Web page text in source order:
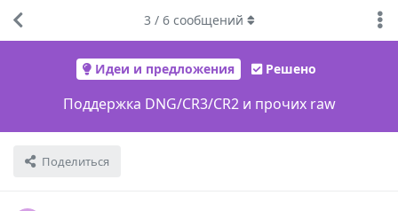
Идеи и предложения Решено
Поддержка DNG/CR3/CR2 и прочих raw
Поделиться
3 / 6сообщений